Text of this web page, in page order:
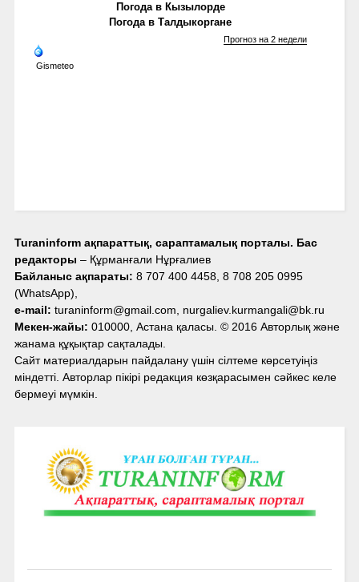
Погода в Кызылорде
Погода в Талдыкоргане
Gismeteo
Прогноз на 2 недели
Turaninform ақпараттық, сараптамалық порталы. Бас
редакторы – Құрманғали Нұрғалиев
Байланыс ақпараты: 8 707 400 4458, 8 708 205 0995
(WhatsApp),
e-mail: turaninform@gmail.com, nurgaliev.kurmangali@bk.ru
Мекен-жайы: 010000, Астана қаласы. © 2016 Авторлық және
жанама құқықтар сақталады.
Сайт материалдарын пайдалану үшін сілтеме көрсетуіңіз
міндетті. Авторлар пікірі редакция көзқарасымен сәйкес келе
бермеуі мүмкін.